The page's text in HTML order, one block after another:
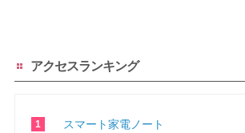
アクセスランキング
スマート家電ノート